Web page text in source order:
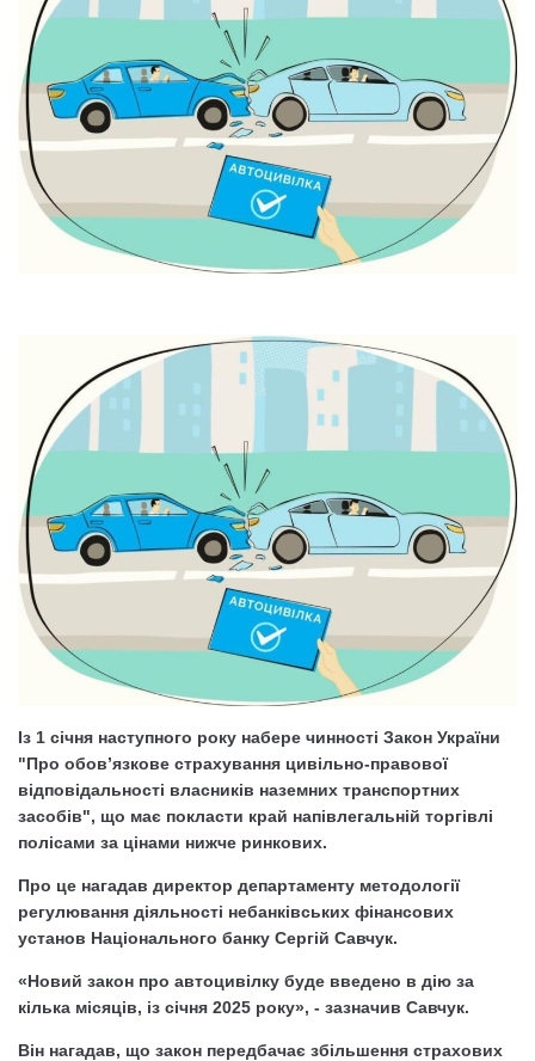
Із 1 січня наступного року набере чинності Закон України
"Про обов’язкове страхування цивільно-правової
відповідальності власників наземних транспортних
засобів", що має покласти край напівлегальній торгівлі
полісами за цінами нижче ринкових.
Про це нагадав директор департаменту методології
регулювання діяльності небанківських фінансових
установ Національного банку Сергій Савчук.
«Новий закон про автоцивілку буде введено в дію за
кілька місяців, із січня 2025 року», - зазначив Савчук.
Він нагадав, що закон передбачає збільшення страхових